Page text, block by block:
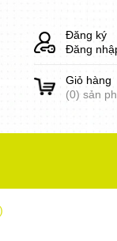
Đăng ký
Đăng
Giỏ hàng
(0) sản